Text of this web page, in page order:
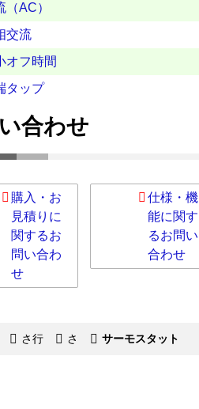
（AC）
交流
オフ時間
タップ
合わせ
購入・お
見積りに
関するお
問い合わ
せ
仕様・機
能に関す
るお問い
合わせ
さ行 さ サーモスタット